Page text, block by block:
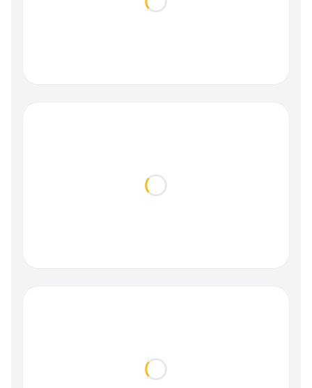
Loading...
Loading...
Loading...